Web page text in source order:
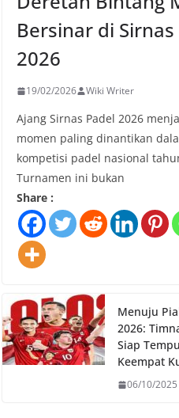
Bersinar di Sirnas
2026
19/02/2026 Wiki Writer
Ajang Sirnas Padel 2026
momen paling dinantikan
kompetisi padel nasional
Turnamen ini bukan
Share :
Menuju
2026:
Siap
Keempat
06/10/2025